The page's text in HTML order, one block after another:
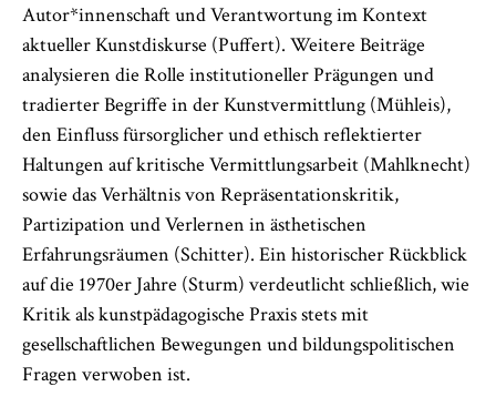
Autor*innenschaft und Verantwortung im Kontext
aktueller Kunstdiskurse (Puffert). Weitere Beiträge
analysieren die Rolle institutioneller Prägungen und
tradierter Begriffe in der Kunstvermittlung (Mühleis),
den Einfluss fürsorglicher und ethisch reflektierter
Haltungen auf kritische Vermittlungsarbeit (Mahlknecht)
sowie das Verhältnis von Repräsentationskritik,
Partizipation und Verlernen in ästhetischen
Erfahrungsräumen (Schitter). Ein historischer Rückblick
auf die 1970er Jahre (Sturm) verdeutlicht schließlich, wie
Kritik als kunstpädagogische Praxis stets mit
gesellschaftlichen Bewegungen und bildungspolitischen
Fragen verwoben ist.